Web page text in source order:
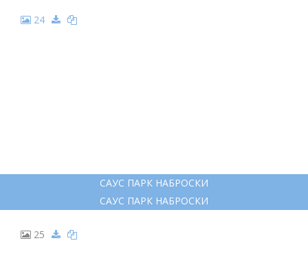
24
САУС ПАРК НАБРОСКИ
САУС ПАРК НАБРОСКИ
25